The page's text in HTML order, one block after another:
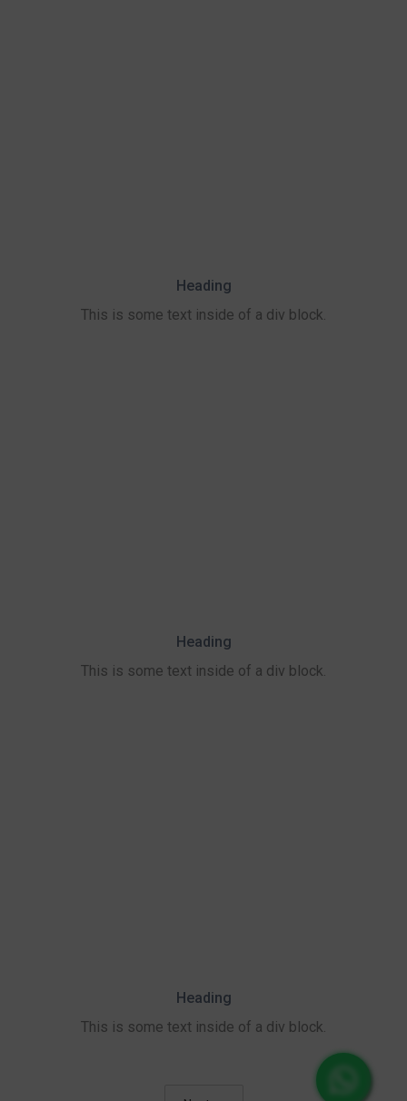
Heading
This is some text inside of a div block.
Heading
This is some text inside of a div block.
Heading
This is some text inside of a div block.